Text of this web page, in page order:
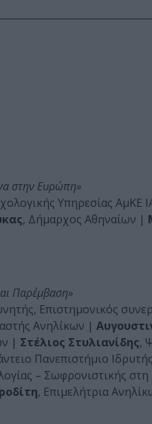
στην Ευρώπη»
Υπηρεσίας ΑμΚΕ
, Δήμαρχος Αθηναίων |
Παρέμβαση»
Επιστημονικός
Ανηλίκων |
| Στέλιος Στυλιανίδης,
Πανεπιστήμιο
– Σωφρονιστικής
, Επιμελήτρια